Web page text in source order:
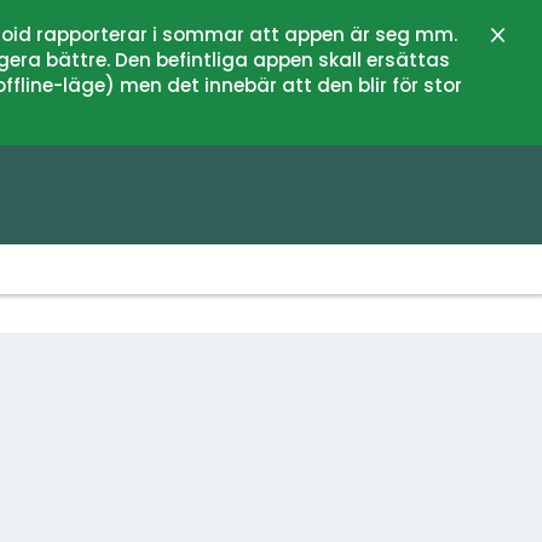
rapporterar i sommar att appen är seg mm.
bättre. Den befintliga appen skall ersättas
läge) men det innebär att den blir för stor